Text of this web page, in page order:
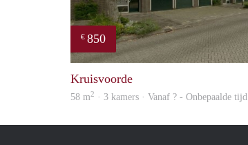
€ 850
Kruisvoorde
58 m2 · 3 kamers · Vanaf ? - Onbepaalde tijd